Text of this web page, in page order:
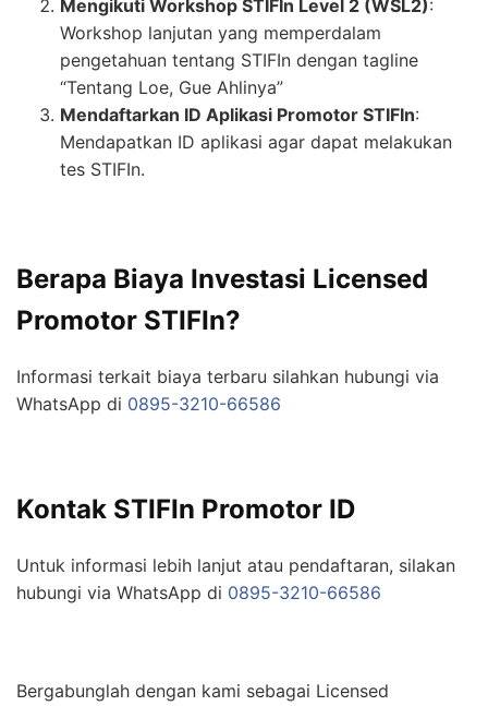
Mengikuti Workshop STIFIn Level 2 (WSL2):
Workshop lanjutan yang memperdalam
pengetahuan tentang STIFIn dengan tagline
“Tentang Loe, Gue Ahlinya”
Mendaftarkan ID Aplikasi Promotor STIFIn:
Mendapatkan ID aplikasi agar dapat melakukan
tes STIFIn.
Berapa Biaya Investasi Licensed
Promotor STIFIn?
Informasi terkait biaya terbaru silahkan hubungi via
WhatsApp di 0895-3210-66586
Kontak STIFIn Promotor ID
Untuk informasi lebih lanjut atau pendaftaran, silakan
hubungi via WhatsApp di 0895-3210-66586
Bergabunglah dengan kami sebagai Licensed